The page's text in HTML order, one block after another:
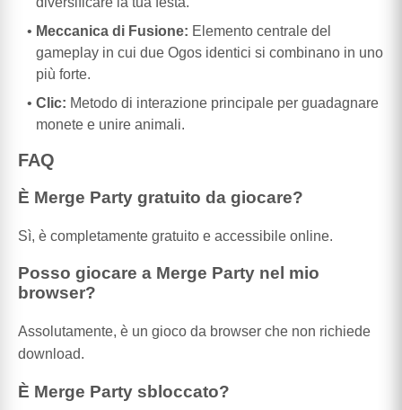
Meccanica di Fusione: Elemento centrale del
gameplay in cui due Ogos identici si combinano in uno
più forte.
Clic: Metodo di interazione principale per guadagnare
monete e unire animali.
FAQ
È Merge Party gratuito da giocare?
Sì, è completamente gratuito e accessibile online.
Posso giocare a Merge Party nel mio
browser?
Assolutamente, è un gioco da browser che non richiede
download.
È Merge Party sbloccato?